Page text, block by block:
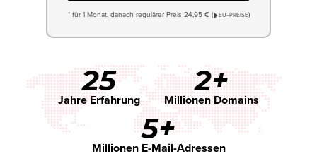
* für 1 Monat, danach regulärer Preis 24,95 € ( EU−PREISE)
25
Jahre Erfahrung
2+
Millionen Domains
5+
Millionen E-Mail-Adressen